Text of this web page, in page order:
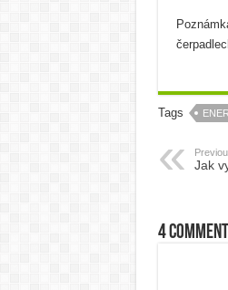
Tags
Jak
4